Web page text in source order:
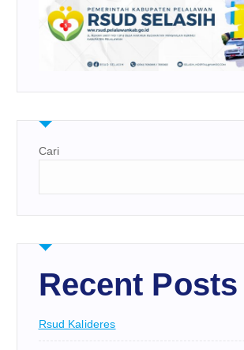
Cari
Recent Posts
Rsud Kalideres